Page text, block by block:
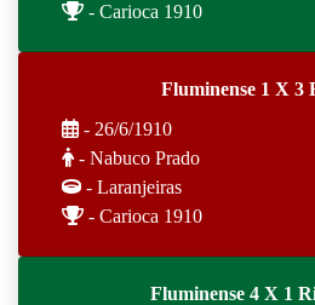
- Carioca 1910
Fluminense 1 X 3
- 26/6/1910
- Nabuco Prado
- Laranjeiras
- Carioca 1910
Fluminense 4 X 1